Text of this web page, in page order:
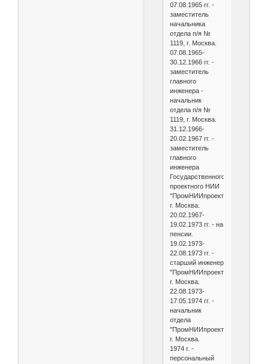
07.08.1965 гг. -
заместитель
начальника
отдела п/я №
1119, г. Москва.
07.08.1965-
30.12.1966 гг. -
заместитель
главного
инженера -
начальник
отдела п/я №
1119, г. Москва.
31.12.1966-
20.02.1967 гг. -
заместитель
главного
инженера
Государственного
проектного НИИ
"ПромНИИпроект",
г. Москва.
20.02.1967-
19.02.1973 гг. - на
пенсии.
19.02.1973-
22.08.1973 гг. -
старший инженер
"ПромНИИпроект",
г. Москва.
22.08.1973-
17.05.1974 гг. -
начальник
отдела
"ПромНИИпроект",
г. Москва.
1974 г. -
персональный